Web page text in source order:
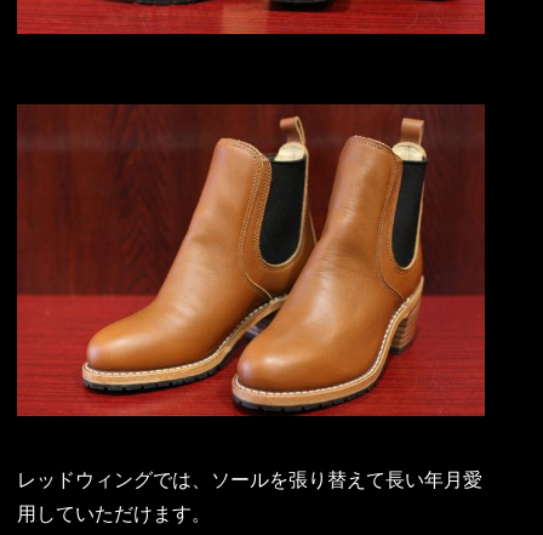
レッドウィングでは、ソールを張り替えて長い年月愛
用していただけます。